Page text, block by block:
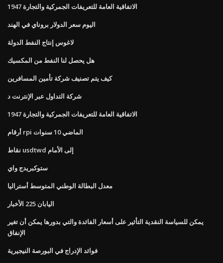
الاتفاقية العامة للتعريفات الجمركية والتجارة 1947
اليوم سعر الدولار بروناي في الهند
لاغوس إنتاج النفط الدولة
هل يحصل لنا النفط من المكسيك
كيف يتم تصنيف شركة تأمين المسافرين
شركة التداول عبر الإنترنت د
الاتفاقية العامة للتعريفات الجمركية والتجارة 1947
أرقام rpi الماضي 10 سنوات
نقاط usdtwd إلى الأمام
ستوكبريدج واي
معدل البطالة الوطني المتوسط ​​أستراليا
اليابان 225 الأخبار
يمكن للسياسة النقدية التأثير على أسعار الفائدة والتي بدورها يمكن أن تغير
الإنفاق
فوائد الإدراج في البورصة النيجيرية